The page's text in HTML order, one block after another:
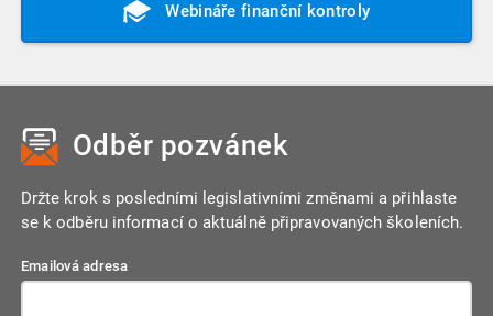
Webináře finanční kontroly
Odběr pozvánek
Držte krok s posledními legislativními změnami a přihlaste
se k odběru informací o aktuálně připravovaných školeních.
Emailová adresa